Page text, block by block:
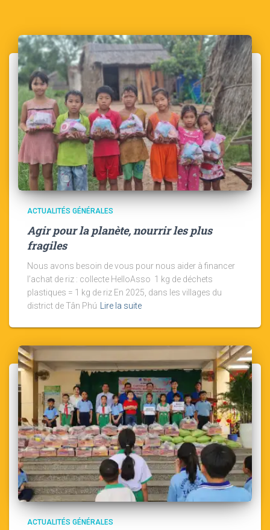
ACTUALITÉS GÉNÉRALES
Agir pour la planète, nourrir les plus
fragiles
Nous avons besoin de vous pour nous aider à financer
l’achat de riz : collecte HelloAsso 1 kg de déchets
plastiques = 1 kg de riz En 2025, dans les villages du
district de Tân Phú Lire la suite
ACTUALITÉS GÉNÉRALES